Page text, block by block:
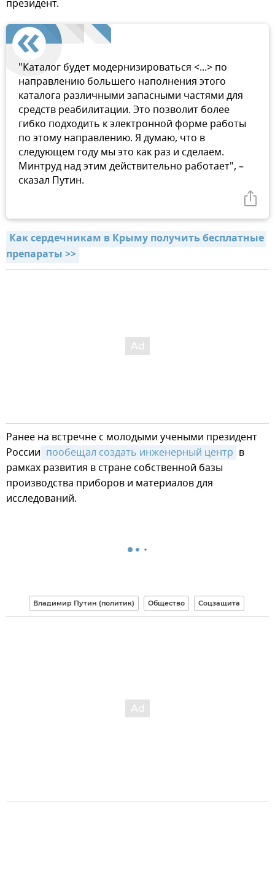
президент.
"Каталог будет модернизироваться <...> по
направлению большего наполнения этого
каталога различными запасными частями для
средств реабилитации. Это позволит более
гибко подходить к электронной форме работы
по этому направлению. Я думаю, что в
следующем году мы это как раз и сделаем.
Минтруд над этим действительно работает", –
сказал Путин.
Как сердечникам в Крыму получить бесплатные
препараты >>
Ранее на встречне с молодыми учеными президент
России пообещал создать инженерный центр в
рамках развития в стране собственной базы
производства приборов и материалов для
исследований.
Владимир Путин (политик) Общество Соцзащита